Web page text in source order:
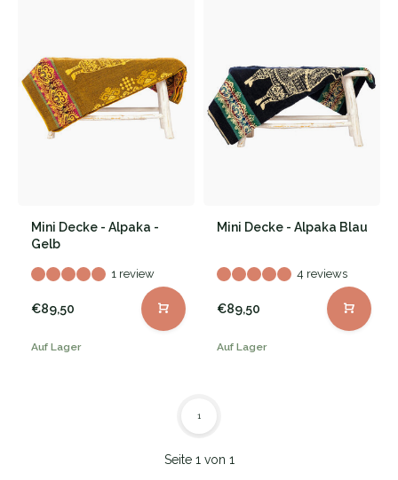
Mini Decke - Alpaka -
Gelb
1 review
€89,50
Auf Lager
Mini Decke - Alpaka Blau
4 reviews
€89,50
Auf Lager
Seite 1 von 1
1